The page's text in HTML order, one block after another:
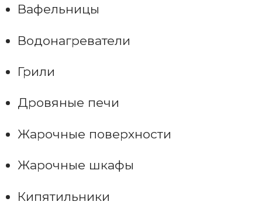
Вафельницы
Водонагреватели
Грили
Дровяные печи
Жарочные поверхности
Жарочные шкафы
Кипятильники